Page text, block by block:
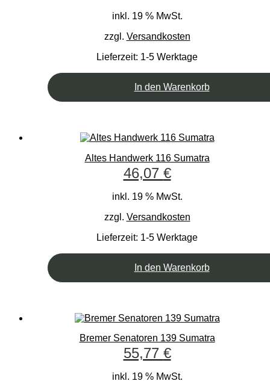
inkl. 19 % MwSt.
zzgl. Versandkosten
Lieferzeit: 1-5 Werktage
In den Warenkorb
Altes Handwerk 116 Sumatra
46,07 €
inkl. 19 % MwSt.
zzgl. Versandkosten
Lieferzeit: 1-5 Werktage
In den Warenkorb
Bremer Senatoren 139 Sumatra
55,77 €
inkl. 19 % MwSt.